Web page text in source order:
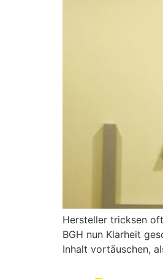
Hersteller tricksen
BGH nun Klar­heit
Inhalt vortäu­schen,